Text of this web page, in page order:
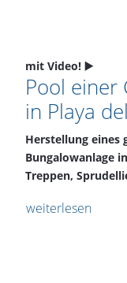
mit Video! ▶️
Pool einer
in Playa
Herstellung eines
Bungalowanlage
Treppen,
weiterlesen